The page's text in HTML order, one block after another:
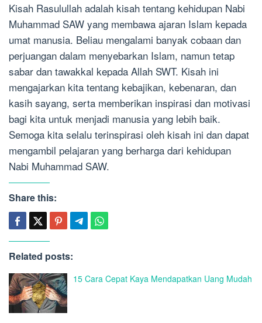
Kisah Rasulullah adalah kisah tentang kehidupan Nabi
Muhammad SAW yang membawa ajaran Islam kepada
umat manusia. Beliau mengalami banyak cobaan dan
perjuangan dalam menyebarkan Islam, namun tetap
sabar dan tawakkal kepada Allah SWT. Kisah ini
mengajarkan kita tentang kebajikan, kebenaran, dan
kasih sayang, serta memberikan inspirasi dan motivasi
bagi kita untuk menjadi manusia yang lebih baik.
Semoga kita selalu terinspirasi oleh kisah ini dan dapat
mengambil pelajaran yang berharga dari kehidupan
Nabi Muhammad SAW.
Share this:
Related posts:
15 Cara Cepat Kaya Mendapatkan Uang Mudah